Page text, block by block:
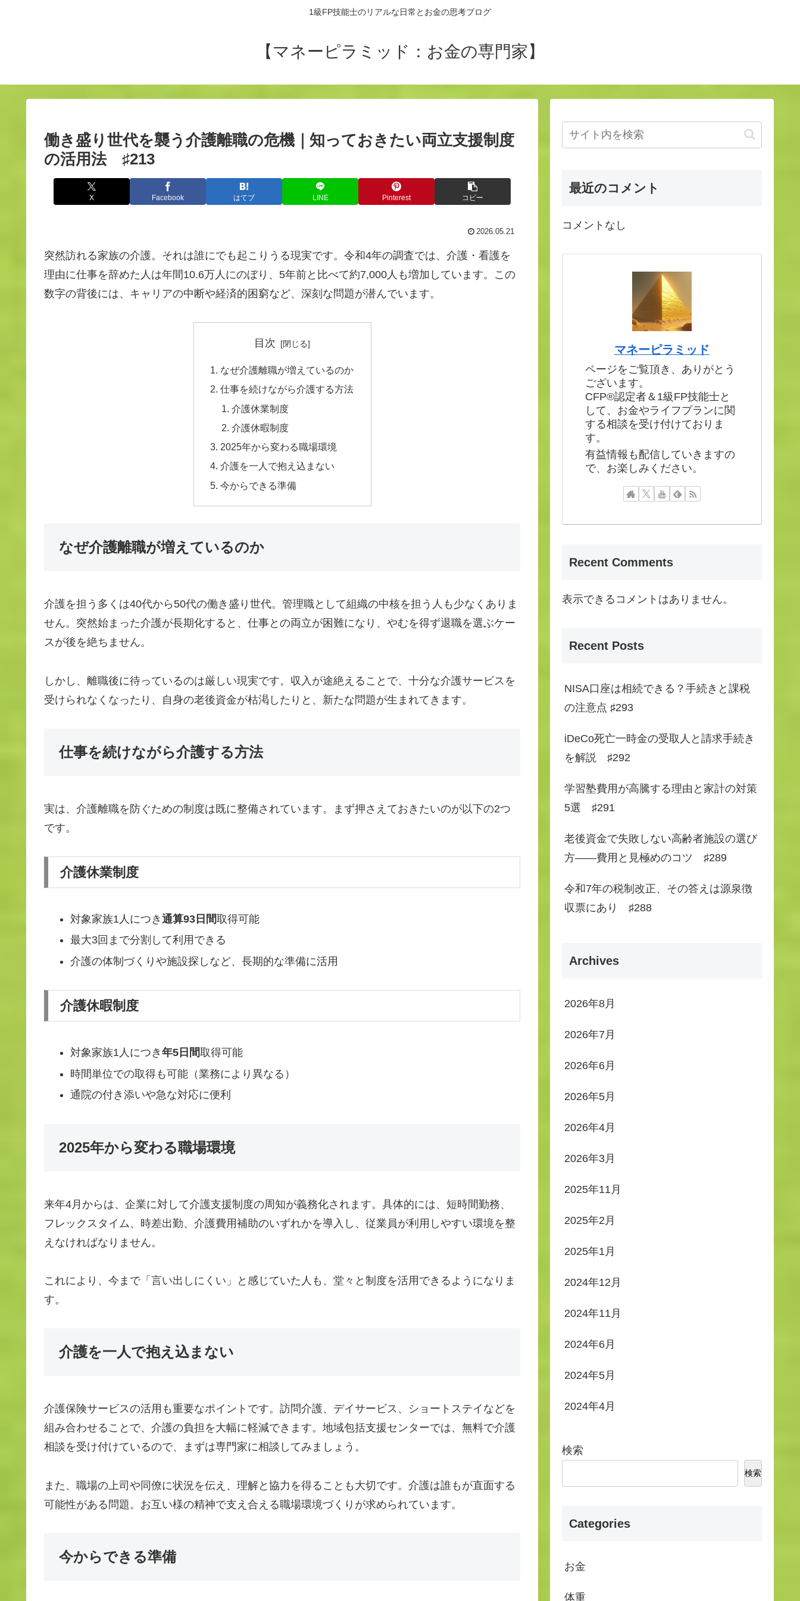
1級FP技能士のリアルな日常とお金の思考ブログ
【マネーピラミッド：お金の専門家】
働き盛り世代を襲う介護離職の危機｜知っておきたい両立支援制度
の活用法 ♯213
X Facebook はてブ LINE Pinterest コピー
2026.05.21
突然訪れる家族の介護。それは誰にでも起こりうる現実です。令和4年の調査では、介護・看護を
理由に仕事を辞めた人は年間10.6万人にのぼり、5年前と比べて約7,000人も増加しています。この
数字の背後には、キャリアの中断や経済的困窮など、深刻な問題が潜んでいます。
目次
なぜ介護離職が増えているのか
仕事を続けながら介護する方法
介護休業制度
介護休暇制度
2025年から変わる職場環境
介護を一人で抱え込まない
今からできる準備
なぜ介護離職が増えているのか
介護を担う多くは40代から50代の働き盛り世代。管理職として組織の中核を担う人も少なくありま
せん。突然始まった介護が長期化すると、仕事との両立が困難になり、やむを得ず退職を選ぶケー
スが後を絶ちません。
しかし、離職後に待っているのは厳しい現実です。収入が途絶えることで、十分な介護サービスを
受けられなくなったり、自身の老後資金が枯渇したりと、新たな問題が生まれてきます。
仕事を続けながら介護する方法
実は、介護離職を防ぐための制度は既に整備されています。まず押さえておきたいのが以下の2つ
です。
介護休業制度
対象家族1人につき 通算93日間取得可能
最大3回まで分割して利用できる
介護の体制づくりや施設探しなど、長期的な準備に活用
介護休暇制度
対象家族1人につき 年5日間取得可能
時間単位での取得も可能（業務により異なる）
通院の付き添いや急な対応に便利
2025年から変わる職場環境
来年4月からは、企業に対して介護支援制度の周知が義務化されます。具体的には、短時間勤務、
フレックスタイム、時差出勤、介護費用補助のいずれかを導入し、従業員が利用しやすい環境を整
えなければなりません。
これにより、今まで「言い出しにくい」と感じていた人も、堂々と制度を活用できるようになりま
す。
介護を一人で抱え込まない
介護保険サービスの活用も重要なポイントです。訪問介護、デイサービス、ショートステイなどを
組み合わせることで、介護の負担を大幅に軽減できます。地域包括支援センターでは、無料で介護
相談を受け付けているので、まずは専門家に相談してみましょう。
また、職場の上司や同僚に状況を伝え、理解と協力を得ることも大切です。介護は誰もが直面する
可能性がある問題。お互い様の精神で支え合える職場環境づくりが求められています。
今からできる準備
最近のコメント
コメントなし
マネーピラミッド
ページをご覧頂き、ありがとう
ございます。
CFP®認定者＆1級FP技能士と
して、お金やライフプランに関
する相談を受け付けておりま
す。
有益情報も配信していきますの
で、お楽しみください。
Recent Comments
表示できるコメントはありません。
Recent Posts
NISA口座は相続できる？手続きと課税
の注意点 ♯293
iDeCo死亡一時金の受取人と請求手続き
を解説 ♯292
学習塾費用が高騰する理由と家計の対策
5選 ♯291
老後資金で失敗しない高齢者施設の選び
方――費用と見極めのコツ ♯289
令和7年の税制改正、その答えは源泉徴
収票にあり ♯288
Archives
2026年8月
2026年7月
2026年6月
2026年5月
2026年4月
2026年3月
2025年11月
2025年2月
2025年1月
2024年12月
2024年11月
2024年6月
2024年5月
2024年4月
検索
検索
Categories
お金
体重